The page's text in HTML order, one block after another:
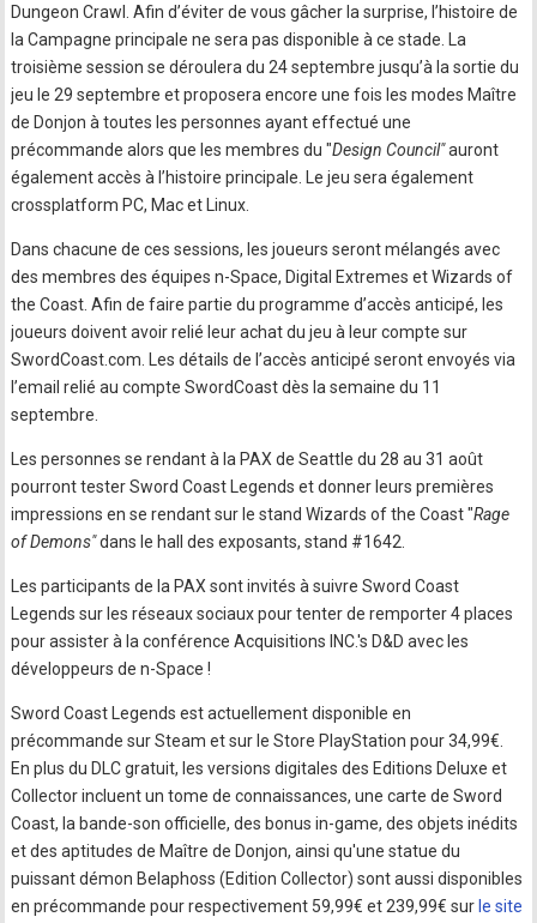
Dungeon Crawl. Afin d’éviter de vous gâcher la surprise, l’histoire de
la Campagne principale ne sera pas disponible à ce stade. La
troisième session se déroulera du 24 septembre jusqu’à la sortie du
jeu le 29 septembre et proposera encore une fois les modes Maître
de Donjon à toutes les personnes ayant effectué une
précommande alors que les membres du "Design Council"auront
également accès à l’histoire principale. Le jeu sera également
crossplatform PC, Mac et Linux.
Dans chacune de ces sessions, les joueurs seront mélangés avec
des membres des équipes n-Space, Digital Extremes et Wizards of
the Coast. Afin de faire partie du programme d’accès anticipé, les
joueurs doivent avoir relié leur achat du jeu à leur compte sur
SwordCoast.com. Les détails de l’accès anticipé seront envoyés via
l’email relié au compte SwordCoast dès la semaine du 11
septembre.
Les personnes se rendant à la PAX de Seattle du 28 au 31 août
pourront tester Sword Coast Legends et donner leurs premières
impressions en se rendant sur le stand Wizards of the Coast "Rage
of Demons"dans le hall des exposants, stand #1642.
Les participants de la PAX sont invités à suivre Sword Coast
Legends sur les réseaux sociaux pour tenter de remporter 4 places
pour assister à la conférence Acquisitions INC.'s D&D avec les
développeurs de n-Space !
Sword Coast Legends est actuellement disponible en
précommande sur Steam et sur le Store PlayStation pour 34,99€.
En plus du DLC gratuit, les versions digitales des Editions Deluxe et
Collector incluent un tome de connaissances, une carte de Sword
Coast, la bande-son officielle, des bonus in-game, des objets inédits
et des aptitudes de Maître de Donjon, ainsi qu'une statue du
puissant démon Belaphoss (Edition Collector) sont aussi disponibles
en précommande pour respectivement 59,99€ et 239,99€ sur le site